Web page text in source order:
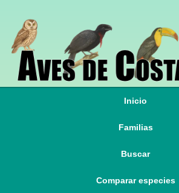
Inicio
Familias
Buscar
Comparar especies